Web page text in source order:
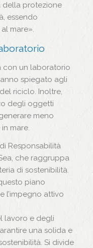
della protezione
essendo
mare».
con un laboratorio
spiegato agli
riciclo. Inoltre,
degli oggetti
meno
mare.
Responsabilità
che raggruppa
di sostenibilità.
piano
l’impegno attivo
lavoro e degli
una solida e
Si divide